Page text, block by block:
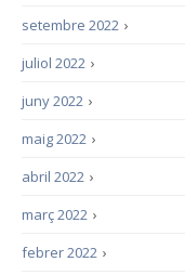
›
setembre 2022
›
juliol 2022
›
juny 2022
›
maig 2022
›
abril 2022
›
març 2022
›
febrer 2022